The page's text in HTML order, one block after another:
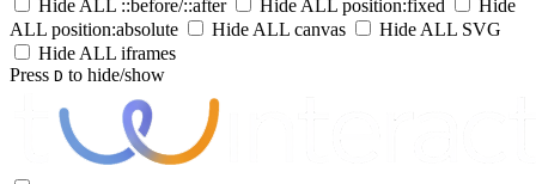
Hide ALL ::before/::after
Hide ALL position:fixed
Hide
ALL position:absolute
Hide ALL canvas
Hide ALL SVG
Hide ALL iframes
Press D to hide/show